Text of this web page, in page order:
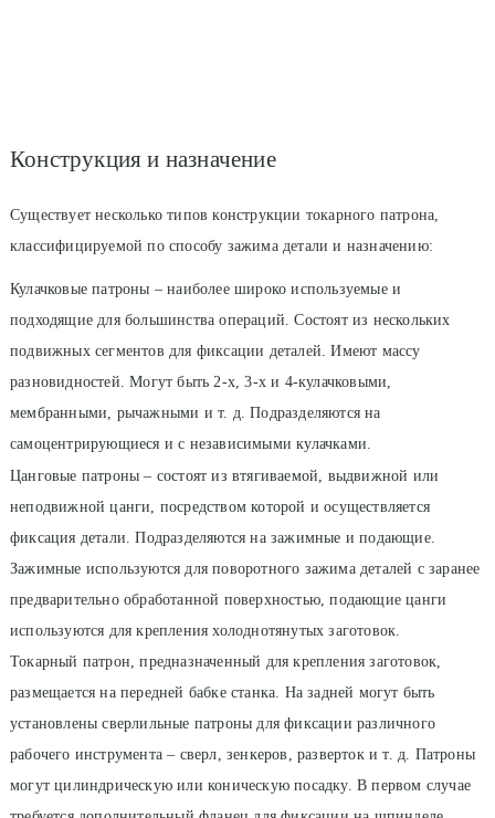
Конструкция и назначение
Существует несколько типов конструкции токарного патрона,
классифицируемой по способу зажима детали и назначению:
Кулачковые патроны – наиболее широко используемые и
подходящие для большинства операций. Состоят из нескольких
подвижных сегментов для фиксации деталей. Имеют массу
разновидностей. Могут быть 2-х, 3-х и 4-кулачковыми,
мембранными, рычажными и т. д. Подразделяются на
самоцентрирующиеся и с независимыми кулачками.
Цанговые патроны – состоят из втягиваемой, выдвижной или
неподвижной цанги, посредством которой и осуществляется
фиксация детали. Подразделяются на зажимные и подающие.
Зажимные используются для поворотного зажима деталей с заранее
предварительно обработанной поверхностью, подающие цанги
используются для крепления холоднотянутых заготовок.
Токарный патрон, предназначенный для крепления заготовок,
размещается на передней бабке станка. На задней могут быть
установлены сверлильные патроны для фиксации различного
рабочего инструмента – сверл, зенкеров, разверток и т. д. Патроны
могут цилиндрическую или коническую посадку. В первом случае